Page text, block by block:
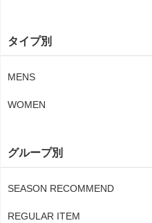
タイプ別
MENS
WOMEN
グループ別
SEASON RECOMMEND
REGULAR ITEM